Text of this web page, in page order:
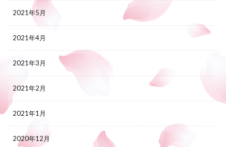
2021年5月
2021年4月
2021年3月
2021年2月
2021年1月
2020年12月